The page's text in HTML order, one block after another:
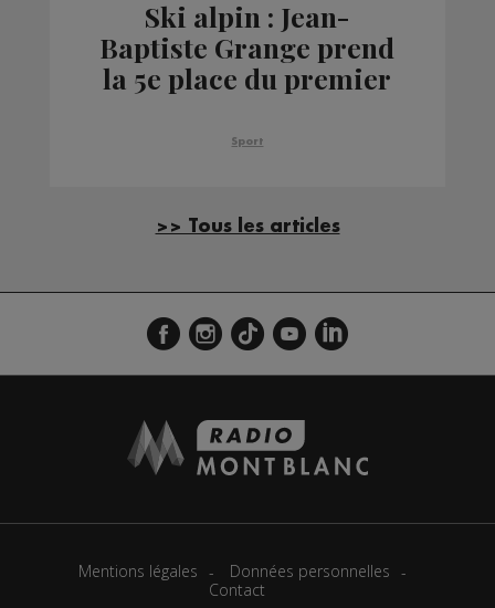
Ski alpin : Jean-
Baptiste Grange prend
la 5e place du premier
Sport
>> Tous les articles
Mentions légales
Données personnelles
Contact